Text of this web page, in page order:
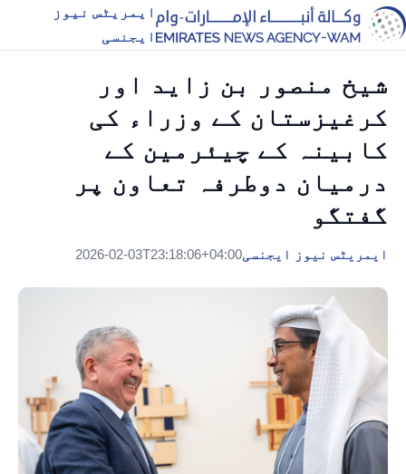
ایمریٹس نیوز
ایجنسی
شیخ منصور بن زاید اور
کرغیزستان کے وزراء کی
کابینہ کے چیئرمین کے
درمیان دوطرفہ تعاون پر
گفتگو
ایمریٹس نیوز ایجنسی2026-02-03T23:18:06+04:00